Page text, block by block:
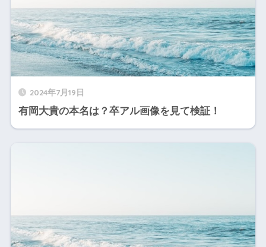
2024年7月19日
有岡大貴の本名は？卒アル画像を見て検証！